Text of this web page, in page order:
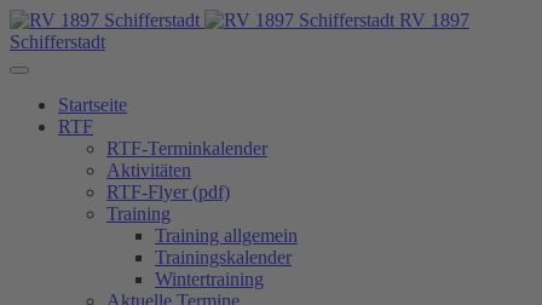
RV 1897
Schifferstadt
Startseite
RTF
RTF-Terminkalender
Aktivitäten
RTF-Flyer (pdf)
Training
Training allgemein
Trainingskalender
Wintertraining
Aktuelle Termine